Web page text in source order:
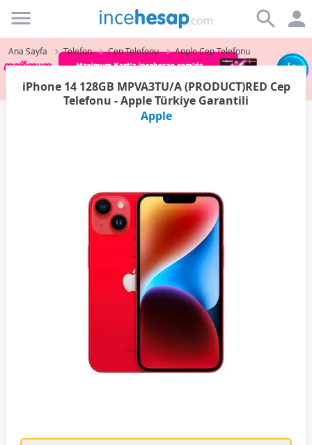
Incehesap
Ana Sayfa Telefon Cep Telefonu Apple Cep Telefonu
iPhone 14 128GB MPVA3TU/A (PRODUCT)RED Cep
Telefonu - Apple Türkiye Garantili
Apple